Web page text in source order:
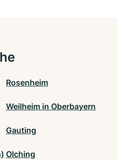
Rosenheim
Weilheim in Oberbayern
Gauting
Olching